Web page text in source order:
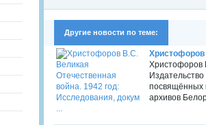
Другие новости по теме:
Христофоров
Христофоров
посвящённых
архивов